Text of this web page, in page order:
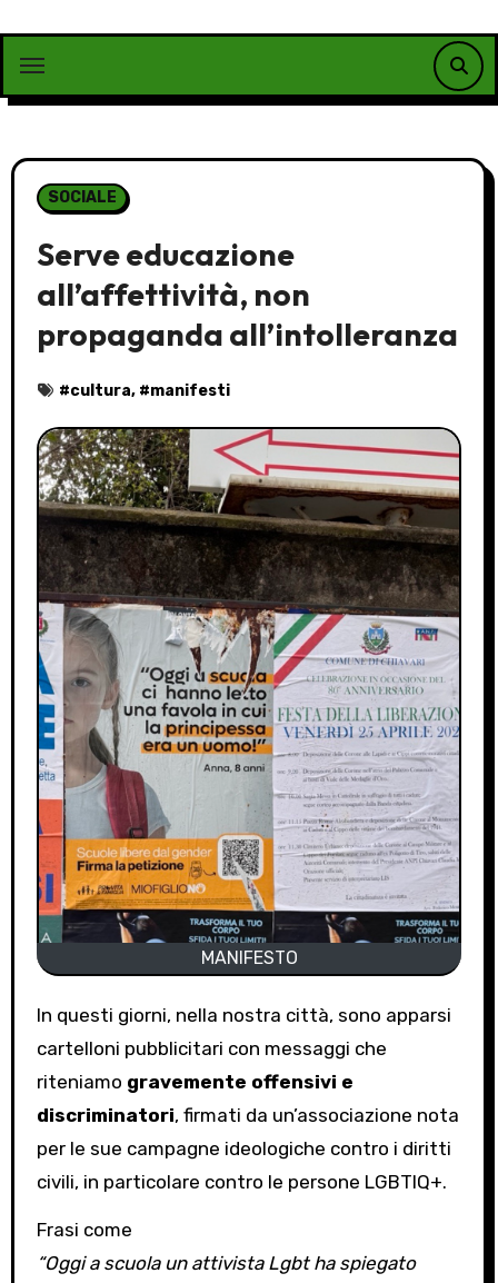
contenuto
SOCIALE
Serve educazione
all’affettività, non
propaganda all’intolleranza
#cultura, #manifesti
MANIFESTO
In questi giorni, nella nostra città, sono apparsi
cartelloni pubblicitari con messaggi che
riteniamo gravemente offensivi e
discriminatori, firmati da un’associazione nota
per le sue campagne ideologiche contro i diritti
civili, in particolare contro le persone LGBTIQ+.
Frasi come
“Oggi a scuola un attivista Lgbt ha spiegato